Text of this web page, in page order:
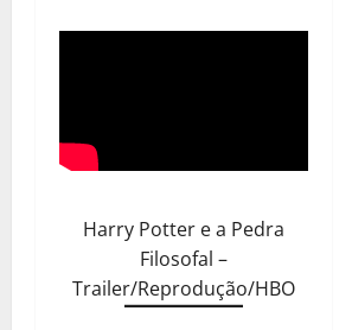
Harry Potter e a Pedra
Filosofal –
Trailer/Reprodução/HBO